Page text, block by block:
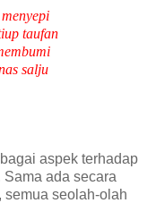
taufan
salju
aspek terhadap
ada secara
seolah-olah